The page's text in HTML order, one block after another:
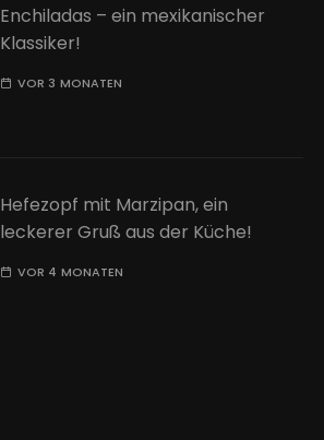
Enchiladas – ein mexikanischer
Klassiker!
VOR 3 MONATEN
Hefezopf mit Marzipan, ein
leckerer Gruß aus der Küche!
VOR 4 MONATEN